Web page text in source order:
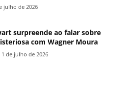
julho de 2026
surpreende ao falar sobre
com Wagner Moura
1 de julho de 2026